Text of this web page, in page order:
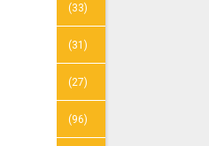
(33)
(31)
(27)
(96)